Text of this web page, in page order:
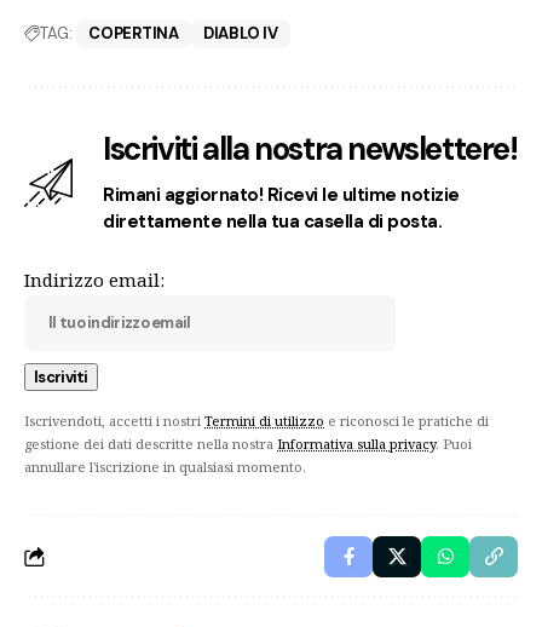
TAG: COPERTINA DIABLO IV
Iscriviti alla nostra newslettere!
Rimani aggiornato! Ricevi le ultime notizie
direttamente nella tua casella di posta.
Indirizzo email:
Iscrivendoti, accetti i nostri Termini di utilizzo e riconosci le pratiche di
gestione dei dati descritte nella nostra Informativa sulla privacy. Puoi
annullare l'iscrizione in qualsiasi momento.